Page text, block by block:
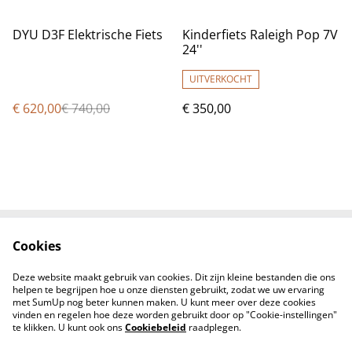
%
DYU D3F Elektrische Fiets
€ 620,00€ 740,00
Kinderfiets Raleigh Pop 7V
24''
UITVERKOCHT
€ 350,00
Cookiebeleid
Contacten
Levering
Cookies
Deze website maakt gebruik van cookies. Dit zijn kleine bestanden die ons
helpen te begrijpen hoe u onze diensten gebruikt, zodat we uw ervaring
met SumUp nog beter kunnen maken. U kunt meer over deze cookies
vinden en regelen hoe deze worden gebruikt door op "Cookie-instellingen"
te klikken. U kunt ook onsCookiebeleid raadplegen.